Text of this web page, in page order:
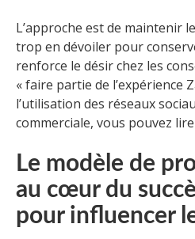
L’approche est de maintenir
trop en dévoiler pour
renforce le désir chez les
« faire partie de l’expérience
l’utilisation des réseaux
commerciale, vous pouvez
Le modèle de
au cœur du
pour influencer